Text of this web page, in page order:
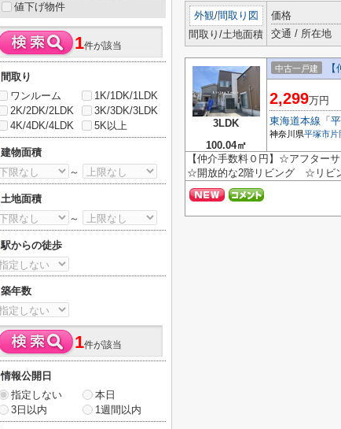
外観/間取り図
間取り/土地面積
価格
交通 / 所在地
3LDK
100.04㎡
中古一戸建
2,299万円
東海道本線 「
神奈川県平塚市片
【仲介手数料０円】☆アフタ
☆開放的な2階リビング ☆リビ
値下げ物件
1件が該当
間取り
ワンルーム
1K/1DK/1LDK
2K/2DK/2LDK
3K/3DK/3LDK
4K/4DK/4LDK
5K以上
建物面積
～
土地面積
～
駅からの徒歩
築年数
1件が該当
情報公開日
指定しない
本日
3日以内
1週間以内